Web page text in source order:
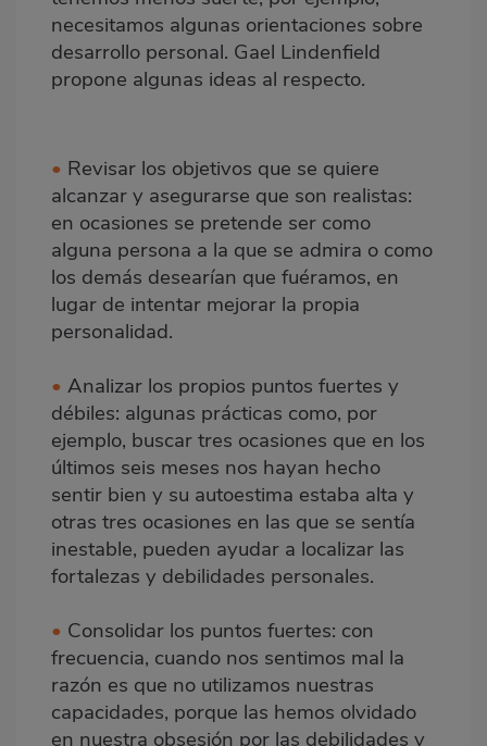
necesitamos algunas orientaciones sobre
desarrollo personal. Gael Lindenfield
propone algunas ideas al respecto.
• Revisar los objetivos que se quiere
alcanzar y asegurarse que son realistas:
en ocasiones se pretende ser como
alguna persona a la que se admira o como
los demás desearían que fuéramos, en
lugar de intentar mejorar la propia
personalidad.
• Analizar los propios puntos fuertes y
débiles: algunas prácticas como, por
ejemplo, buscar tres ocasiones que en los
últimos seis meses nos hayan hecho
sentir bien y su autoestima estaba alta y
otras tres ocasiones en las que se sentía
inestable, pueden ayudar a localizar las
fortalezas y debilidades personales.
• Consolidar los puntos fuertes: con
frecuencia, cuando nos sentimos mal la
razón es que no utilizamos nuestras
capacidades, porque las hemos olvidado
en nuestra obsesión por las debilidades y